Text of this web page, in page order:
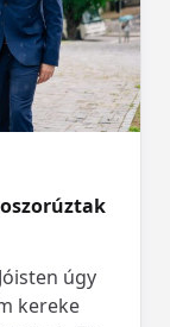
úgy
kereke